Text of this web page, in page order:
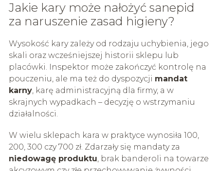
Jakie kary może nałożyć sanepid
za naruszenie zasad higieny?
Wysokość kary zależy od rodzaju uchybienia, jego
skali oraz wcześniejszej historii sklepu lub
placówki. Inspektor może zakończyć kontrolę na
pouczeniu, ale ma też do dyspozycji mandat
karny, karę administracyjną dla firmy, a w
skrajnych wypadkach – decyzję o wstrzymaniu
działalności.
W wielu sklepach kara w praktyce wynosiła 100,
200, 300 czy 700 zł. Zdarzały się mandaty za
niedowagę produktu, brak banderoli na towarze